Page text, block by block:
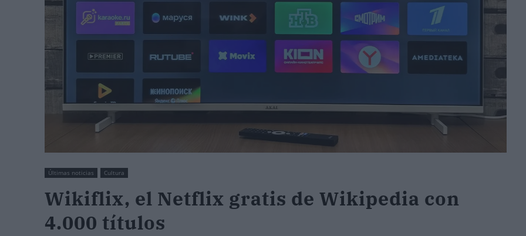
Últimas noticias Cultura
Wikiflix, el Netflix gratis de Wikipedia con
4.000 títulos